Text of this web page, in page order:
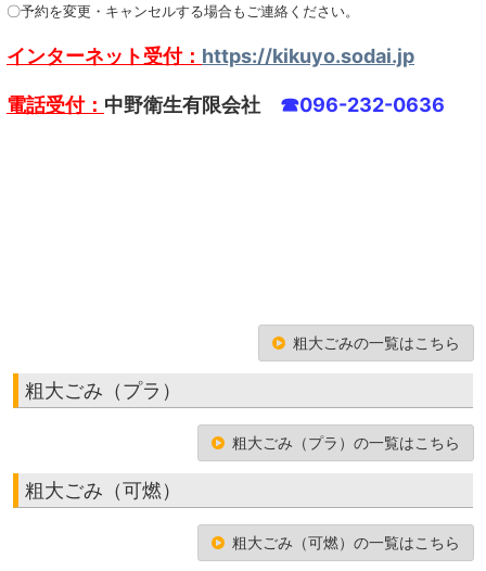
〇予約を変更・キャンセルする場合もご連絡ください。
インターネット受付： https://kikuyo.sodai.jp
電話受付： 中野衛生有限会社 ☎096-232-0636
粗大ごみの一覧はこちら
粗大ごみ（プラ）
粗大ごみ（プラ）の一覧はこちら
粗大ごみ（可燃）
粗大ごみ（可燃）の一覧はこちら